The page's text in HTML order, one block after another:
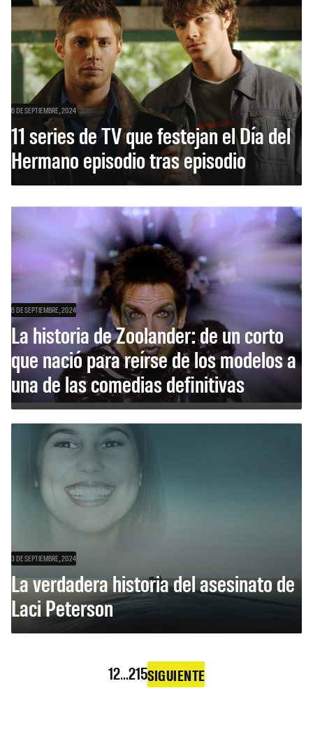
6 DE SEPTIEMBRE, 2024
11 series de TV que festejan el Día del
Hermano episodio tras episodio
6 DE SEPTIEMBRE, 2024
La historia de Zoolander: de un corto
que nació para reírse de los modelos a
una de las comedias definitivas
3 DE SEPTIEMBRE, 2024
La verdadera historia del asesinato de
Laci Peterson
12…215SIGUIENTE